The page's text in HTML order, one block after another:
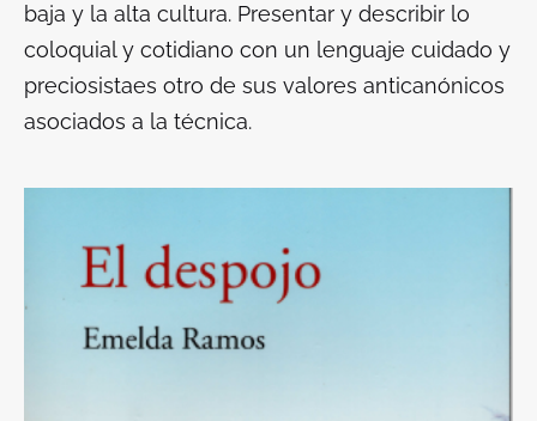
baja y la alta cultura. Presentar y describir lo
coloquial y cotidiano con un lenguaje cuidado y
preciosistaes otro de sus valores anticanónicos
asociados a la técnica.